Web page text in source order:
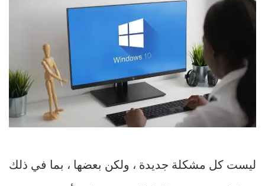
ليست كل مشكلة جديدة ، ولكن بعضها ، بما في ذلك